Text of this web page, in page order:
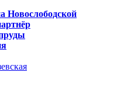
Новослободской